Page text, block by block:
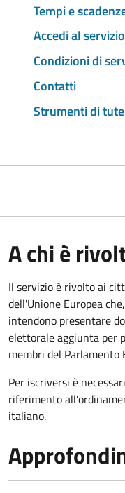
Tempi e
Accedi al servizio
Condizioni di
Contatti
Strumenti di
A chi è
Il servizio è rivolto ai
dell'Unione Europea
intendono presentare
elettorale aggiunta per
membri del
Per iscriversi è
riferimento
italiano.